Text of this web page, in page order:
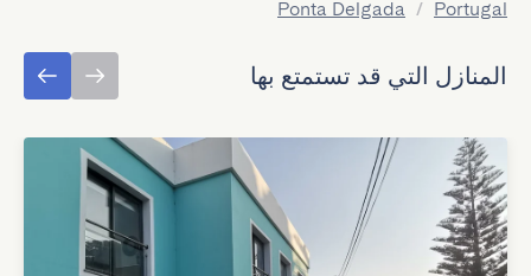
Portugal
/
Ponta Delgada
المنازل التي قد تستمتع بها